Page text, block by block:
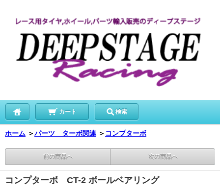
カート 検索
ホーム ＞パーツ ターボ関連 ＞ コンプターボ
前の商品へ 次の商品へ
コンプターボ CT-2 ボールベアリング